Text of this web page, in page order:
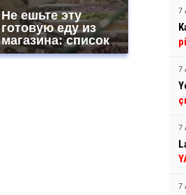
Не ешьте эту
готовую еду из
магазина: список
7
7
7
7